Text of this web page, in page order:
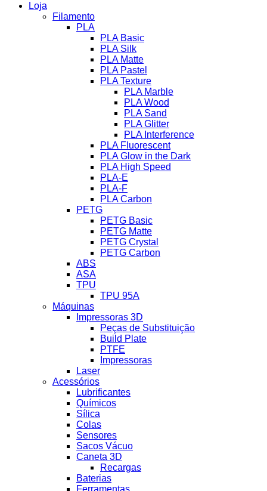
Loja
Filamento
PLA
PLA Basic
PLA Silk
PLA Matte
PLA Pastel
PLA Texture
PLA Marble
PLA Wood
PLA Sand
PLA Glitter
PLA Interference
PLA Fluorescent
PLA Glow in the Dark
PLA High Speed
PLA-E
PLA-F
PLA Carbon
PETG
PETG Basic
PETG Matte
PETG Crystal
PETG Carbon
ABS
ASA
TPU
TPU 95A
Máquinas
Impressoras 3D
Peças de Substituição
Build Plate
PTFE
Impressoras
Laser
Acessórios
Lubrificantes
Químicos
Sílica
Colas
Sensores
Sacos Vácuo
Caneta 3D
Recargas
Baterias